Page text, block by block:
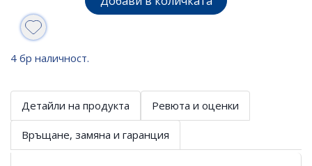
4 бр наличност.
Детайли на продукта Ревюта и оценки
Връщане, замяна и гаранция